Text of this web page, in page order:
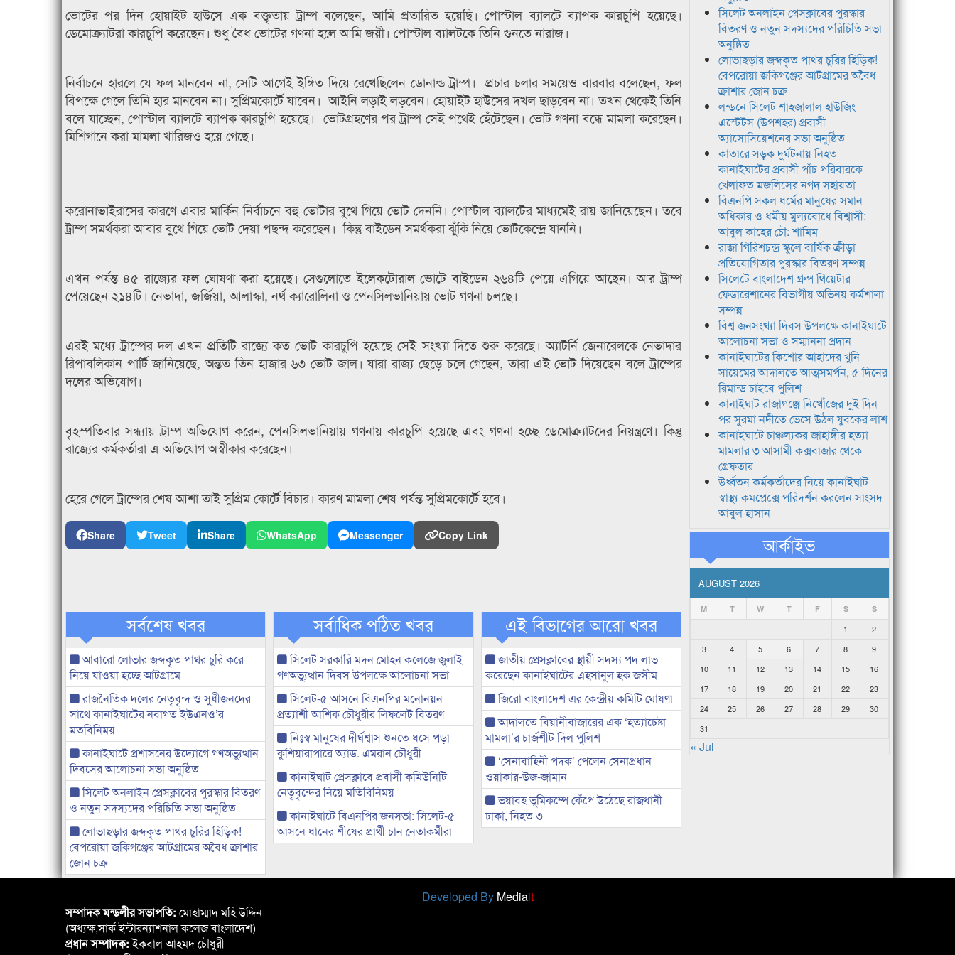
ভোটের পর দিন হোয়াইট হাউসে এক বক্তৃতায় ট্রাম্প বলেছেন, আমি প্রতারিত হয়েছি। পোস্টাল ব্যালটে ব্যাপক কারচুপি হয়েছে।
ডেমোক্র্যাটরা কারচুপি করেছেন। শুধু বৈধ ভোটের গণনা হলে আমি জয়ী। পোস্টাল ব্যালটকে তিনি গুনতে নারাজ।
নির্বাচনে হারলে যে ফল মানবেন না, সেটি আগেই ইঙ্গিত দিয়ে রেখেছিলেন ডোনাল্ড ট্রাম্প। প্রচার চলার সময়েও বারবার বলেছেন, ফল
বিপক্ষে গেলে তিনি হার মানবেন না। সুপ্রিমকোর্টে যাবেন। আইনি লড়াই লড়বেন। হোয়াইট হাউসের দখল ছাড়বেন না। তখন থেকেই তিনি
বলে যাচ্ছেন, পোস্টাল ব্যালটে ব্যাপক কারচুপি হয়েছে। ভোটগ্রহণের পর ট্রাম্প সেই পথেই হেঁটেছেন। ভোট গণনা বন্ধে মামলা করেছেন।
মিশিগানে করা মামলা খারিজও হয়ে গেছে।
করোনাভাইরাসের কারণে এবার মার্কিন নির্বাচনে বহু ভোটার বুথে গিয়ে ভোট দেননি। পোস্টাল ব্যালটের মাধ্যমেই রায় জানিয়েছেন। তবে
ট্রাম্প সমর্থকরা আবার বুথে গিয়ে ভোট দেয়া পছন্দ করেছেন। কিন্তু বাইডেন সমর্থকরা ঝুঁকি নিয়ে ভোটকেন্দ্রে যাননি।
এখন পর্যন্ত ৪৫ রাজ্যের ফল ঘোষণা করা হয়েছে। সেগুলোতে ইলেকটোরাল ভোটে বাইডেন ২৬৪টি পেয়ে এগিয়ে আছেন। আর ট্রাম্প
পেয়েছেন ২১৪টি। নেভাদা, জর্জিয়া, আলাস্কা, নর্থ ক্যারোলিনা ও পেনসিলভানিয়ায় ভোট গণনা চলছে।
এরই মধ্যে ট্রাম্পের দল এখন প্রতিটি রাজ্যে কত ভোট কারচুপি হয়েছে সেই সংখ্যা দিতে শুরু করেছে। অ্যাটর্নি জেনারেলকে নেভাদার
রিপাবলিকান পার্টি জানিয়েছে, অন্তত তিন হাজার ৬৩ ভোট জাল। যারা রাজ্য ছেড়ে চলে গেছেন, তারা এই ভোট দিয়েছেন বলে ট্রাম্পের
দলের অভিযোগ।
বৃহস্পতিবার সন্ধ্যায় ট্রাম্প অভিযোগ করেন, পেনসিলভানিয়ায় গণনায় কারচুপি হয়েছে এবং গণনা হচ্ছে ডেমোক্র্যাটদের নিয়ন্ত্রণে। কিন্তু
রাজ্যের কর্মকর্তারা এ অভিযোগ অস্বীকার করেছেন।
হেরে গেলে ট্রাম্পের শেষ আশা তাই সুপ্রিম কোর্টে বিচার। কারণ মামলা শেষ পর্যন্ত সুপ্রিমকোর্টে হবে।
Share Tweet Share WhatsApp Messenger Copy Link
সর্বশেষ খবর
আবারো লোভার জব্দকৃত পাথর চুরি করে
নিয়ে যাওয়া হচ্ছে আটগ্রামে
রাজনৈতিক দলের নেতৃবৃন্দ ও সুধীজনদের
সাথে কানাইঘাটের নবাগত ইউএনও’র
মতবিনিময়
কানাইঘাটে প্রশাসনের উদ্যোগে গণঅভ্যুত্থান
দিবসের আলোচনা সভা অনুষ্ঠিত
সিলেট অনলাইন প্রেসক্লাবের পুরস্কার বিতরণ
ও নতুন সদস্যদের পরিচিতি সভা অনুষ্ঠিত
লোভাছড়ার জব্দকৃত পাথর চুরির হিড়িক!
বেপরোয়া জকিগঞ্জের আটগ্রামের অবৈধ ক্রাশার
জোন চক্র
সর্বাধিক পঠিত খবর
সিলেট সরকারি মদন মোহন কলেজে জুলাই
গণঅভ্যুত্থান দিবস উপলক্ষে আলোচনা সভা
সিলেট-৫ আসনে বিএনপির মনোনয়ন
প্রত্যাশী আশিক চৌধুরীর লিফলেট বিতরণ
নিঃস্ব মানুষের দীর্ঘশ্বাস শুনতে ধসে পড়া
কুশিয়ারাপারে অ্যাড. এমরান চৌধুরী
কানাইঘাট প্রেসক্লাবে প্রবাসী কমিউনিটি
নেতৃবৃন্দের নিয়ে মতিবিনিময়
কানাইঘাটে বিএনপির জনসভা: সিলেট-৫
আসনে ধানের শীষের প্রার্থী চান নেতাকর্মীরা
এই বিভাগের আরো খবর
জাতীয় প্রেসক্লাবের স্থায়ী সদস্য পদ লাভ
করেছেন কানাইঘাটের এহসানুল হক জসীম
জিরো বাংলাদেশ এর কেন্দ্রীয় কমিটি ঘোষণা
আদালতে বিয়ানীবাজারের এক ‘হত্যাচেষ্টা
মামলা’র চার্জশীট দিল পুলিশ
‘সেনাবাহিনী পদক’ পেলেন সেনাপ্রধান
ওয়াকার-উজ-জামান
ভয়াবহ ভূমিকম্পে কেঁপে উঠেছে রাজধানী
ঢাকা, নিহত ৩
সিলেট অনলাইন প্রেসক্লাবের পুরস্কার
বিতরণ ও নতুন সদস্যদের পরিচিতি সভা
অনুষ্ঠিত
লোভাছড়ার জব্দকৃত পাথর চুরির হিড়িক!
বেপরোয়া জকিগঞ্জের আটগ্রামের অবৈধ
ক্রাশার জোন চক্র
লন্ডনে সিলেট শাহজালাল হাউজিং
এস্টেটস (উপশহর) প্রবাসী
অ্যাসোসিয়েশনের সভা অনুষ্ঠিত
কাতারে সড়ক দুর্ঘটনায় নিহত
কানাইঘাটের প্রবাসী পাঁচ পরিবারকে
খেলাফত মজলিসের নগদ সহায়তা
বিএনপি সকল ধর্মের মানুষের সমান
অধিকার ও ধর্মীয় মুল্যবোধে বিশ্বাসী:
আবুল কাহের চৌ: শামিম
রাজা গিরিশচন্দ্র স্কুলে বার্ষিক ক্রীড়া
প্রতিযোগিতার পুরস্কার বিতরণ সম্পন্ন
সিলেটে বাংলাদেশ গ্রুপ থিয়েটার
ফেডারেশানের বিভাগীয় অভিনয় কর্মশালা
সম্পন্ন
বিশ্ব জনসংখ্যা দিবস উপলক্ষে কানাইঘাটে
আলোচনা সভা ও সম্মাননা প্রদান
কানাইঘাটের কিশোর আহাদের খুনি
সায়েমের আদালতে আত্মসমর্পন, ৫ দিনের
রিমান্ড চাইবে পুলিশ
কানাইঘাট রাজাগঞ্জে নিখোঁজের দুই দিন
পর সুরমা নদীতে ভেসে উঠল যুবকের লাশ
কানাইঘাটে চাঞ্চল্যকর জাহাঙ্গীর হত্যা
মামলার ৩ আসামী কক্সবাজার থেকে
গ্রেফতার
উর্ধ্বতন কর্মকর্তাদের নিয়ে কানাইঘাট
স্বাস্থ্য কমপ্লেক্সে পরিদর্শন করলেন সাংসদ
আবুল হাসান
আর্কাইভ
AUGUST 2026
M T W T F S S
1
2
3
4 5 6 7 8
9
10
11 12 13 14 15
16
17
18 19 20 21 22
23
24
25 26 27 28 29
30
31
« Jul
Developed By Mediait
সম্পাদক মন্ডলীর সভাপতি: মোহাম্মাদ মহি উদ্দিন
(অধ্যক্ষ,সার্ক ইন্টারন্যাশনাল কলেজ বাংলাদেশ)
প্রধান সম্পাদক:ইকবাল আহমদ চৌধুরী